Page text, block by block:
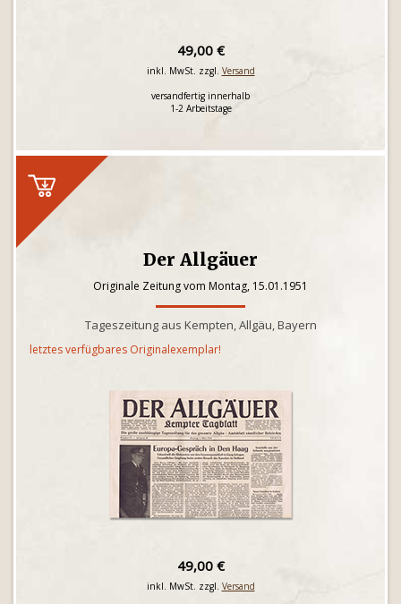
49,00 €
inkl. MwSt. zzgl. Versand
versandfertig innerhalb
1-2 Arbeitstage
Der Allgäuer
Originale Zeitung vom Montag, 15.01.1951
Tageszeitung aus Kempten, Allgäu, Bayern
letztes verfügbares Originalexemplar!
49,00 €
inkl. MwSt. zzgl. Versand